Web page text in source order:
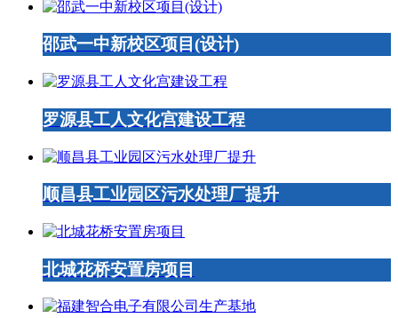
邵武一中新校区项目(设计)
罗源县工人文化宫建设工程
顺昌县工业园区污水处理厂提升
北城花桥安置房项目